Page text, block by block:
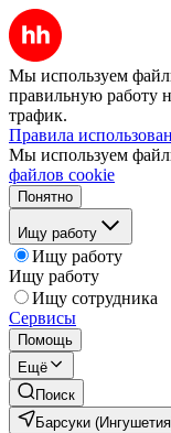
Мы используем
правильную работу
трафик.
Правила
Мы используем
файлов cookie
Понятно
Ищу работу
Ищу работу
Ищу работу
Ищу сотрудника
Сервисы
Помощь
Ещё
Поиск
Барсуки